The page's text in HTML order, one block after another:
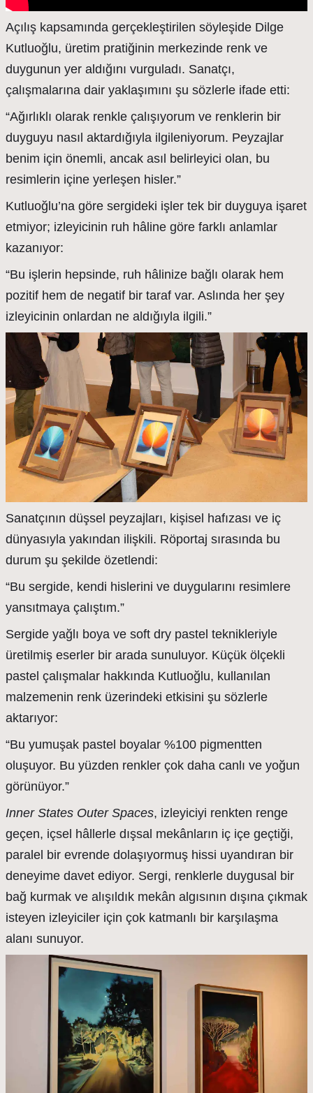
Açılış kapsamında gerçekleştirilen söyleşide Dilge
Kutluoğlu, üretim pratiğinin merkezinde renk ve
duygunun yer aldığını vurguladı. Sanatçı,
çalışmalarına dair yaklaşımını şu sözlerle ifade etti:
“Ağırlıklı olarak renkle çalışıyorum ve renklerin bir
duyguyu nasıl aktardığıyla ilgileniyorum. Peyzajlar
benim için önemli, ancak asıl belirleyici olan, bu
resimlerin içine yerleşen hisler.”
Kutluoğlu’na göre sergideki işler tek bir duyguya işaret
etmiyor; izleyicinin ruh hâline göre farklı anlamlar
kazanıyor:
“Bu işlerin hepsinde, ruh hâlinize bağlı olarak hem
pozitif hem de negatif bir taraf var. Aslında her şey
izleyicinin onlardan ne aldığıyla ilgili.”
Sanatçının düşsel peyzajları, kişisel hafızası ve iç
dünyasıyla yakından ilişkili. Röportaj sırasında bu
durum şu şekilde özetlendi:
“Bu sergide, kendi hislerini ve duygularını resimlere
yansıtmaya çalıştım.”
Sergide yağlı boya ve soft dry pastel teknikleriyle
üretilmiş eserler bir arada sunuluyor. Küçük ölçekli
pastel çalışmalar hakkında Kutluoğlu, kullanılan
malzemenin renk üzerindeki etkisini şu sözlerle
aktarıyor:
“Bu yumuşak pastel boyalar %100 pigmentten
oluşuyor. Bu yüzden renkler çok daha canlı ve yoğun
görünüyor.”
Inner States Outer Spaces, izleyiciyi renkten renge
geçen, içsel hâllerle dışsal mekânların iç içe geçtiği,
paralel bir evrende dolaşıyormuş hissi uyandıran bir
deneyime davet ediyor. Sergi, renklerle duygusal bir
bağ kurmak ve alışıldık mekân algısının dışına çıkmak
isteyen izleyiciler için çok katmanlı bir karşılaşma
alanı sunuyor.